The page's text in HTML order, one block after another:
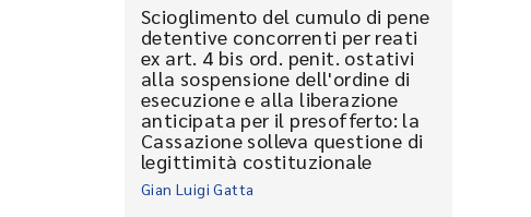
Scioglimento del cumulo di pene
detentive concorrenti per reati
ex art. 4 bis ord. penit. ostativi
alla sospensione dell'ordine di
esecuzione e alla liberazione
anticipata per il presofferto: la
Cassazione solleva questione di
legittimità costituzionale
Gian Luigi Gatta